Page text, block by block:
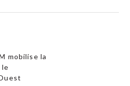
mobilise la
le